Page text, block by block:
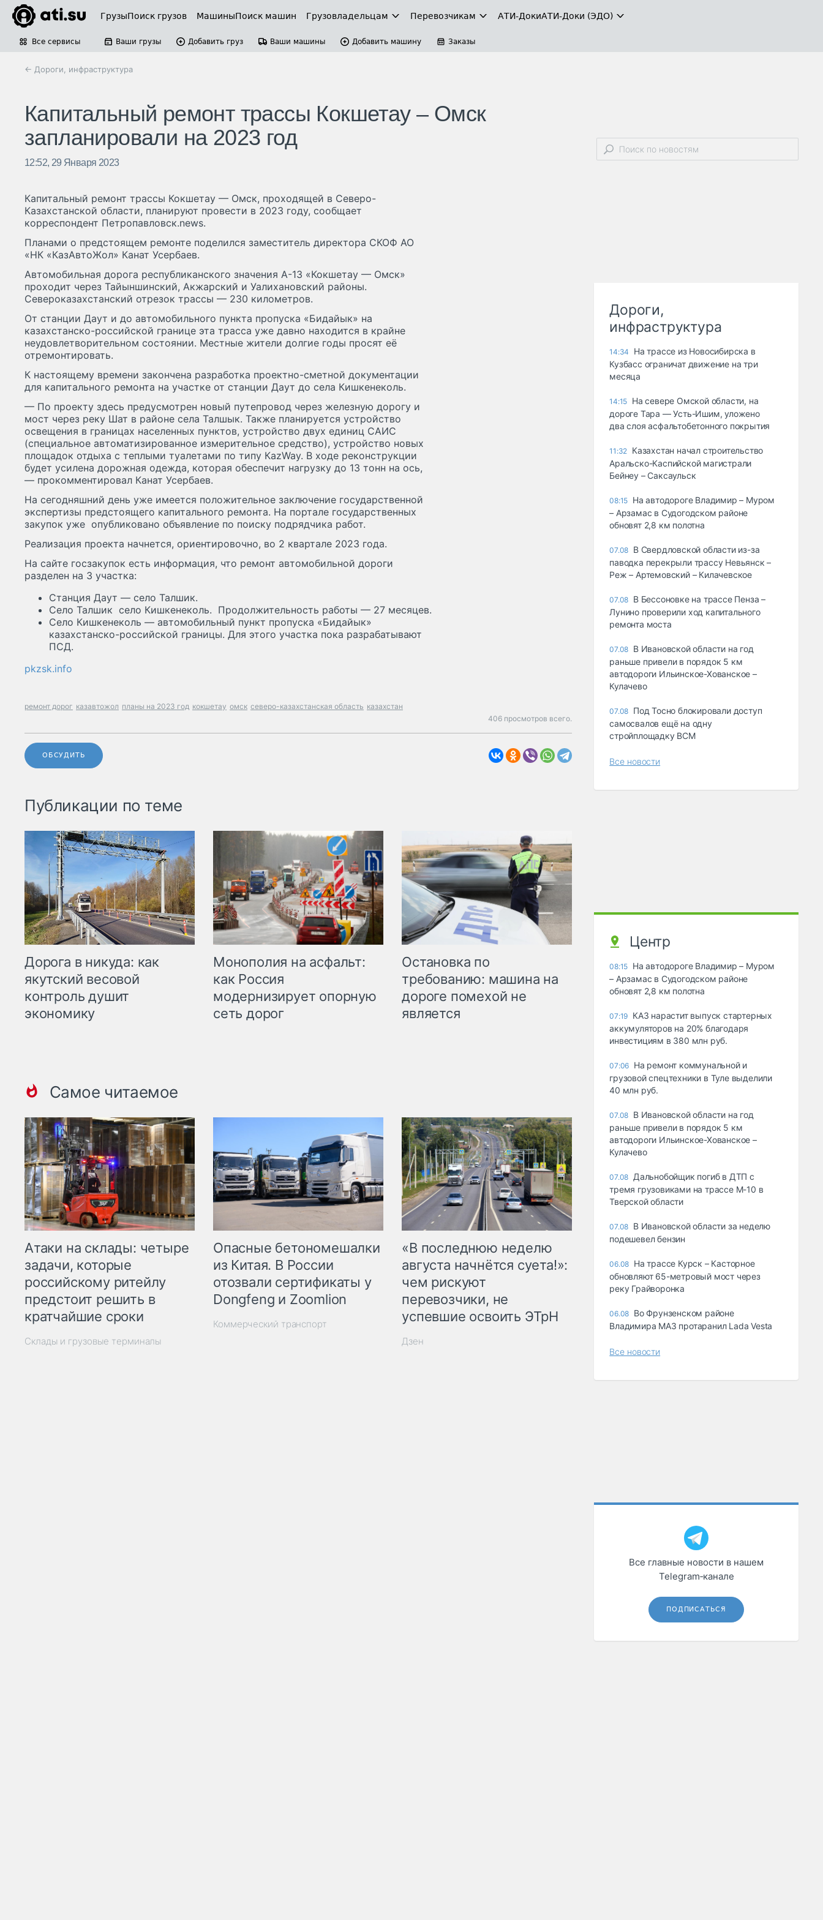
ГрузыПоиск грузов МашиныПоиск машин Грузовладельцам Перевозчикам АТИ-ДокиАТИ-Доки (ЭДО)
Все сервисы Ваши грузы Добавить груз Ваши машины Добавить машину Заказы
← Дороги, инфраструктура
Капитальный ремонт трассы Кокшетау – Омск
запланировали на 2023 год
12:52, 29 Января 2023
Капитальный ремонт трассы Кокшетау — Омск, проходящей в Северо-
Казахстанской области, планируют провести в 2023 году, сообщает
корреспондент Петропавловск.news.
Планами о предстоящем ремонте поделился заместитель директора СКОФ АО
«НК «КазАвтоЖол» Канат Усербаев.
Автомобильная дорога республиканского значения А-13 «Кокшетау — Омск»
проходит через Тайыншинский, Акжарский и Уалихановский районы.
Североказахстанский отрезок трассы — 230 километров.
От станции Даут и до автомобильного пункта пропуска «Бидайык» на
казахстанско-российской границе эта трасса уже давно находится в крайне
неудовлетворительном состоянии. Местные жители долгие годы просят её
отремонтировать.
К настоящему времени закончена разработка проектно-сметной документации
для капитального ремонта на участке от станции Даут до села Кишкенеколь.
— По проекту здесь предусмотрен новый путепровод через железную дорогу и
мост через реку Шат в районе села Талшык. Также планируется устройство
освещения в границах населенных пунктов, устройство двух единиц САИС
(специальное автоматизированное измерительное средство), устройство новых
площадок отдыха с теплыми туалетами по типу КazWay. В ходе реконструкции
будет усилена дорожная одежда, которая обеспечит нагрузку до 13 тонн на ось,
— прокомментировал Канат Усербаев.
На сегодняшний день уже имеется положительное заключение государственной
экспертизы предстоящего капитального ремонта. На портале государственных
закупок уже опубликовано объявление по поиску подрядчика работ.
Реализация проекта начнется, ориентировочно, во 2 квартале 2023 года.
На сайте госзакупок есть информация, что ремонт автомобильной дороги
разделен на 3 участка:
Станция Даут — село Талшик.
Село Талшик село Кишкенеколь. Продолжительность работы — 27 месяцев.
Село Кишкенеколь — автомобильный пункт пропуска «Бидайык»
казахстанско-российской границы. Для этого участка пока разрабатывают
ПСД.
pkzsk.info
ремонт дорог казавтожол планы на 2023 год кокшетау омск северо-казахстанская область казахстан
406 просмотров всего.
ОБСУДИТЬ
Публикации по теме
Дорога в никуда: как
якутский весовой
контроль душит
экономику
Монополия на асфальт:
как Россия
модернизирует опорную
сеть дорог
Остановка по
требованию: машина на
дороге помехой не
является
Самое читаемое
Атаки на склады: четыре
задачи, которые
российскому ритейлу
предстоит решить в
кратчайшие сроки
Склады и грузовые терминалы
Опасные бетономешалки
из Китая. В России
отозвали сертификаты у
Dongfeng и Zoomlion
Коммерческий транспорт
«В последнюю неделю
августа начнётся суета!»:
чем рискуют
перевозчики, не
успевшие освоить ЭТрН
Дзен
Дороги,
инфраструктура
14:34
На трассе из Новосибирска в
Кузбасс ограничат движение на три
месяца
14:15 На севере Омской области, на
дороге Тара — Усть-Ишим, уложено
два слоя асфальтобетонного покрытия
11:32 Казахстан начал строительство
Аральско-Каспийской магистрали
Бейнеу – Саксаульск
08:15 На автодороге Владимир – Муром
– Арзамас в Судогодском районе
обновят 2,8 км полотна
07.08 В Свердловской области из-за
паводка перекрыли трассу Невьянск –
Реж – Артемовский – Килачевское
07.08 В Бессоновке на трассе Пенза –
Лунино проверили ход капитального
ремонта моста
07.08 В Ивановской области на год
раньше привели в порядок 5 км
автодороги Ильинское-Хованское –
Кулачево
07.08 Под Тосно блокировали доступ
самосвалов ещё на одну
стройплощадку ВСМ
Все новости
Центр
08:15 На автодороге Владимир – Муром
– Арзамас в Судогодском районе
обновят 2,8 км полотна
07:19 КАЗ нарастит выпуск стартерных
аккумуляторов на 20% благодаря
инвестициям в 380 млн руб.
07:06 На ремонт коммунальной и
грузовой спецтехники в Туле выделили
40 млн руб.
07.08 В Ивановской области на год
раньше привели в порядок 5 км
автодороги Ильинское-Хованское –
Кулачево
07.08 Дальнобойщик погиб в ДТП с
тремя грузовиками на трассе М-10 в
Тверской области
07.08 В Ивановской области за неделю
подешевел бензин
06.08 На трассе Курск – Касторное
обновляют 65-метровый мост через
реку Грайворонка
06.08 Во Фрунзенском районе
Владимира МАЗ протаранил Lada Vesta
Все новости
Все главные новости в нашем
Telegram‑канале
ПОДПИСАТЬСЯ